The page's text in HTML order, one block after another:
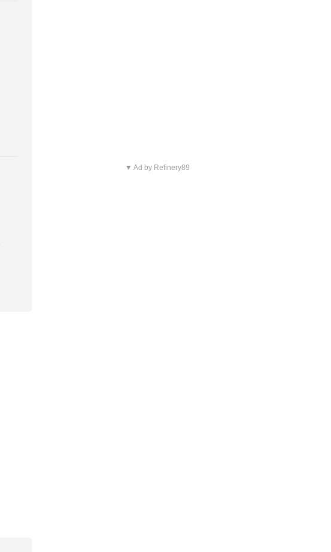
▼ Ad by Refinery89